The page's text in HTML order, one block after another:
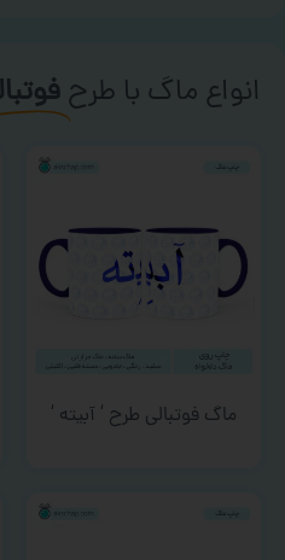
انواع ماگ با طرح
ماگ فوتبالی طرح ‘ آبیته ‘